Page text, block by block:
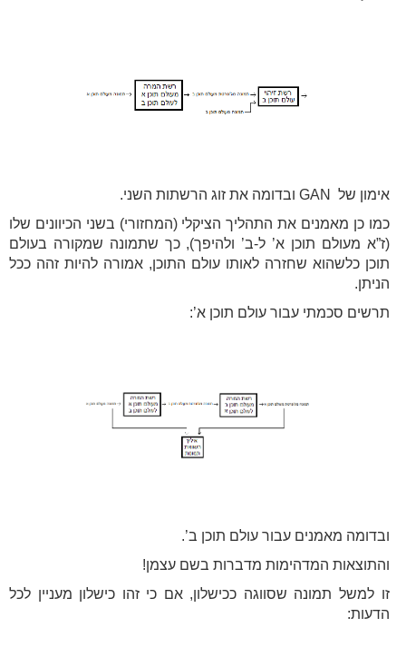
אימון של GAN ובדומה את זוג הרשתות השני.
כמו כן מאמנים את התהליך הציקלי (המחזורי) בשני הכיוונים שלו
(ז”א מעולם תוכן א’ ל-ב’ ולהיפך), כך שתמונה שמקורה בעולם
תוכן כלשהוא שחזרה לאותו עולם התוכן, אמורה להיות זהה ככל
הניתן.
תרשים סכמתי עבור עולם תוכן א’:
ובדומה מאמנים עבור עולם תוכן ב’.
והתוצאות המדהימות מדברות בשם עצמן!
זו למשל תמונה שסווגה ככישלון, אם כי זהו כישלון מעניין לכל
הדעות: